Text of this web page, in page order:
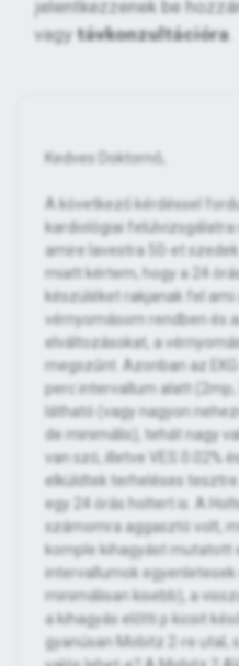
jelentkezzenek be
vagy távkonzultációra.
Kedves Doktornő,
A következő kérdéssel
kardiológiai felülvizsgálatra
amire lavestra 50-et
miatt kértem, hogy a 24
készüléket rakjanak fel ami
vérnyomásom rendben és
elváltozásokat, a
megszűnt. Azonban az
perc intervallum alatt (2mp,
látható (vagy nagyon
de minimális), tehát nagy
van szó, illetve VES 0.02%
elküldtek terheléses
egy 24 órás holtert is. A
számomra aggasztó volt,
komple kihagyást mutatott
intervallumok
minimálisan kisebb), a
a kihagyás előtti p kicsit
gyanúsan Mobitz 2-re utal,